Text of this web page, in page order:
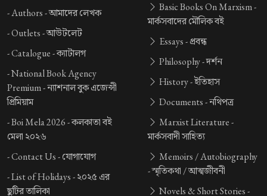
-Authors -আমাদের লেখক
-Outlets -আউটলেট
-Catalogue -ক্যাটালগ
-National Book Agency
Premium -ন্যাশনাল বুক এজেন্সী
প্রিমিয়াম
-Boi Mela 2026 -কলকাতা বই
মেলা ২০২৬
-Contact Us -যোগাযোগ
-List of Holidays -২০২৫ এর
ছুটির তালিকা
Basic Books On Marxism -
মার্কসবাদের মৌলিক বই
Essays -প্রবন্ধ
Philosophy -দর্শন
History -ইতিহাস
Documents -নথিপত্র
Marxist Literature -
মার্কসবাদী সাহিত্য
Memoirs / Autobiography
-স্মৃতিকথা / আত্মজীবনী
Novels & Short Stories -